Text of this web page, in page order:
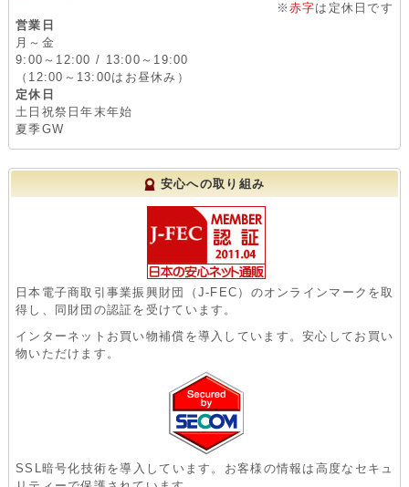
※ 赤字は定休日です
営業日
月～金
9:00～12:00 / 13:00～19:00
（12:00～13:00はお昼休み）
定休日
土日祝祭日年末年始
夏季GW
安心への取り組み
日本電子商取引事業振興財団（J-FEC）のオンラインマークを取
得し、同財団の認証を受けています。
インターネットお買い物補償を導入しています。安心してお買い
物いただけます。
SSL暗号化技術を導入しています。お客様の情報は高度なセキュ